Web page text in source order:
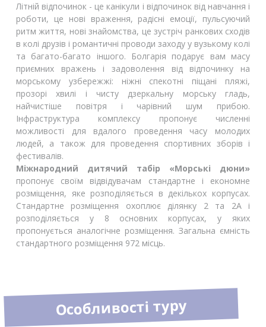
Літній відпочинок - це канікули і відпочинок від навчання і
роботи, це нові враження, радісні емоції, пульсуючий
ритм життя, нові знайомства, це зустріч ранкових сходів
в колі друзів і романтичні проводи заходу у вузькому колі
та багато-багато іншого. Болгарія подарує вам масу
приємних вражень і задоволення від відпочинку на
морському узбережжі: ніжні спекотні піщані пляжі,
прозорі хвилі і чисту дзеркальну морську гладь,
найчистіше повітря і чарівний шум прибою.
Інфраструктура комплексу пропонує численні
можливості для вдалого проведення часу молодих
людей, а також для проведення спортивних зборів і
фестивалів.
Міжнародний дитячий табір «Морські дюни»
пропонує своїм відвідувачам стандартне і економне
розміщення, яке розподіляється в декількох корпусах.
Стандартне розміщення охоплює ділянку 2 та 2А і
розподіляється у 8 основних корпусах, у яких
пропонується аналогічне розміщення. Загальна ємність
стандартного розміщення 972 місць.
Особливості туру